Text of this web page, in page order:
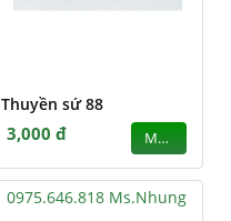
Thuyền sứ 88
3,000 đ MUA
0975.646.818 Ms.Nhung